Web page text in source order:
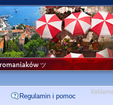
ツ
Regulamin i pomoc